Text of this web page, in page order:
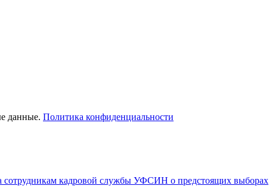
данные. Политика конфиденциальности
сотрудникам кадровой службы УФСИН о предстоящих выборах